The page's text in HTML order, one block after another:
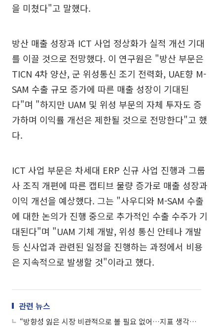
을 미쳤다"고 말했다.
방산 매출 성장과 ICT 사업 정상화가 실적 개선 기대
를 이끌 것으로 전망했다. 이 연구원은 "방산 부문은
TICN 4차 양산, 군 위성통신 조기 전력화, UAE향 M-
SAM 수출 규모 증가에 따른 매출 성장이 기대된
다"며 "하지만 UAM 및 위성 부문의 자체 투자도 증
가하며 이익률 개선은 제한될 것으로 전망한다"고 했
다.
ICT 사업 부문은 차세대 ERP 신규 사업 진행과 그룹
사 조직 개편에 따른 캡티브 물량 증가로 매출 성장과
이익 개선을 예상했다. 그는 "사우디와 M-SAM 수출
에 대한 논의가 진행 중으로 추가적인 수출 수주가 기
대된다"며 "UAM 기체 개발, 위성 통신 안테나 개발
등 신사업과 관련된 일정을 진행하는 과정에서 비용
은 지속적으로 발생할 것"이라고 했다.
관련 뉴스
“방향성 잃은 시장 비관적으로 볼 필요 없어…지표 생각보다 나쁘지 않아”